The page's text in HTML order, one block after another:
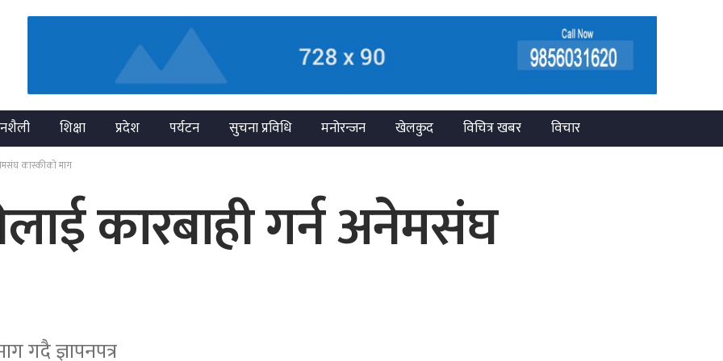
शिक्षा प्रदेश पर्यटन सुचना प्रविधि मनोरन्जन खेलकुद विचित्र खबर
विचार
कास्कीको माग
कारबाही गर्न अनेमसंघ
गदै ज्ञापनपत्र